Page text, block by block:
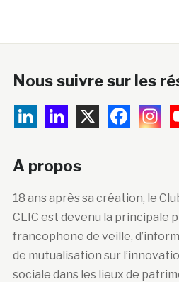
Nous suivre sur les
A propos
18 ans après sa création, le
CLIC est devenu la principale
francophone de veille,
de mutualisation sur
sociale dans les lieux de